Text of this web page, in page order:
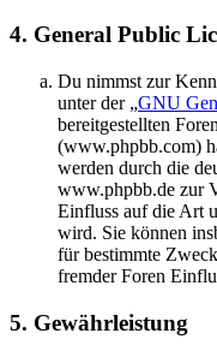
4. General Public
Du nimmst zur
unter der „GNU
bereitgestellten
(www.phpbb.com)
werden durch die
www.phpbb.de zur
Einfluss auf die Art
wird. Sie können
für bestimmte
fremder Foren
5. Gewährleistung